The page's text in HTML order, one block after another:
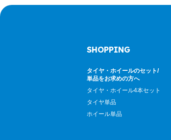
SHOPPING
タイヤ・ホイールのセット/
単品をお求めの方へ
タイヤ・ホイール4本セット
タイヤ単品
ホイール単品